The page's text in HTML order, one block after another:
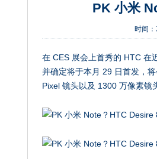
PK 小米
时间：
在 CES 展会上首秀的 HTC 在
并确定将于本月 29 日首发，
Pixel 镜头以及 1300 万像素镜